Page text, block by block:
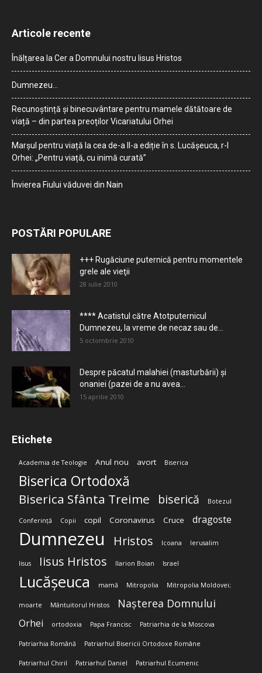
Articole recente
Înălțarea la Cer a Domnului nostru Iisus Hristos
Dumnezeu…
Recunoștință și binecuvântare pentru mamele dătătoare de
viață – din partea preoților Vicariatului Orhei
Marșul pentru viață la cea de-a II-a ediție în s. Lucășeuca, r-l
Orhei: „Pentru viață, cu inimă curată”
Învierea Fiului văduvei din Nain
POSTĂRI POPULARE
+++ Rugăciune puternică pentru momentele
grele ale vieţii
28 iulie 2010
**** Acatistul către Atotputernicul
Dumnezeu, la vreme de necaz sau de...
5 octombrie 2010
Despre păcatul malahiei (masturbării) şi
onaniei (pazei de a nu avea...
15 aprilie 2010
Etichete
Academia de Teologie Anul nou avort Biserica
Biserica Ortodoxă
Biserica Sfânta Treime biserică Botezul
Conferință Copii copil Coronavirus Cruce dragoste
Dumnezeu Hristos Icoana Ierusalim
Iisus Iisus Hristos Ilarion Boian Israel
Lucășeuca mamă Mitropolia Mitropolia Moldovei;
moarte Mântuitorul Hristos Nașterea Domnului
Orhei ortodoxia Papa Francisc Patriarhia de la Moscova
Patriarhia Română Patriarhul Bisericii Ortodoxe Române
Patriarhul Chiril Patriarhul Daniel Patriarhul Ecumenic